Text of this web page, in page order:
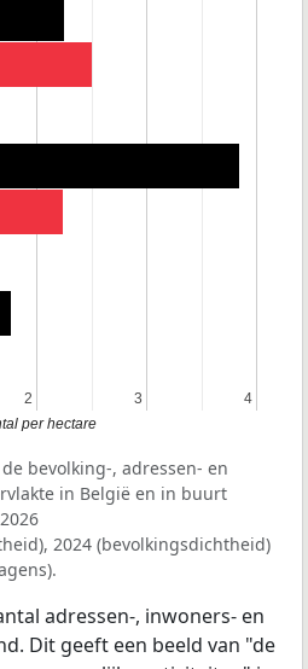
2
2 3
3 4
4
per hectare
bevolking-, adressen- en
in België en in buurt
2024 (bevolkingsdichtheid)
adressen-, inwoners- en
Dit geeft een beeld van "de